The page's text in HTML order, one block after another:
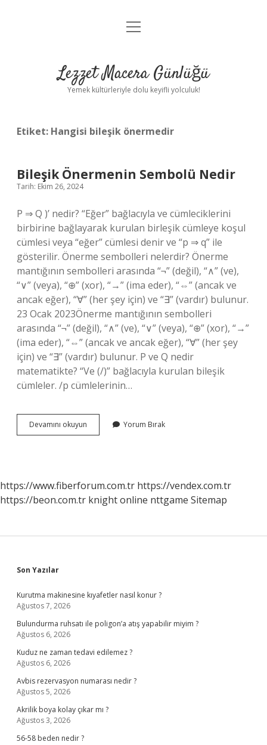
Anasayfa
Yasal Uyarı
menüyü
Lezzet Macera Günlüğü
Yemek kültürleriyle dolu keyifli yolculuk!
Etiket: Hangisi bileşik önermedir
Bileşik Önermenin Sembolü Nedir
Tarih: Ekim 26, 2024
P ⇒ Q )’ nedir? “Eğer” bağlacıyla ve cümleciklerini
birbirine bağlayarak kurulan birleşik cümleye koşul
cümlesi veya “eğer” cümlesi denir ve “p ⇒ q” ile
gösterilir. Önerme sembolleri nelerdir? Önerme
mantığının sembolleri arasında “¬” (değil), “∧” (ve),
“∨” (veya), “⊕” (xor), “→” (ima eder), “⇔” (ancak ve
ancak eğer), “∀” (her şey için) ve “∃” (vardır) bulunur.
23 Ocak 2023Önerme mantığının sembolleri
arasında “¬” (değil), “∧” (ve), “∨” (veya), “⊕” (xor), “→”
(ima eder), “⇔” (ancak ve ancak eğer), “∀” (her şey
için) ve “∃” (vardır) bulunur. P ve Q nedir
matematikte? “Ve (/)” bağlacıyla kurulan bileşik
cümleler. /p cümlelerinin…
Devamını okuyun
Önermenin
Yorum Bırak
https://www.fiberforum.com.tr https://vendex.com.tr
https://beon.com.tr knight online nttgame Sitemap
Sidebar
Son Yazılar
Kurutma makinesine kıyafetler nasıl konur ?
Ağustos 7, 2026
Bulundurma ruhsatı ile poligon’a atış yapabilir miyim ?
Ağustos 6, 2026
Kuduz ne zaman tedavi edilemez ?
Ağustos 6, 2026
Avbis rezervasyon numarası nedir ?
Ağustos 5, 2026
Akrilik boya kolay çıkar mı ?
Ağustos 3, 2026
56-58 beden nedir ?